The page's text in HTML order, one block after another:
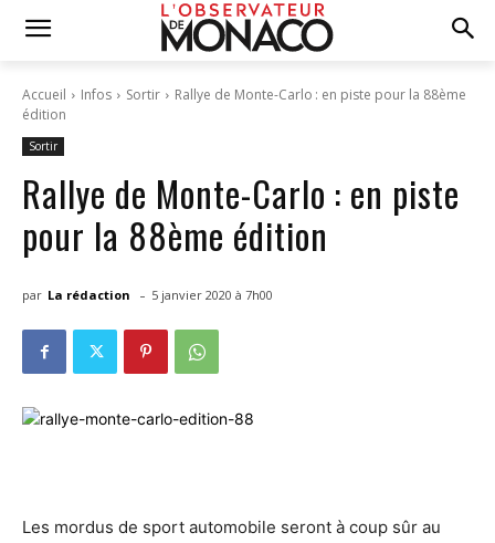
Accueil Infos Sortir
Rallye de Monte-Carlo : en piste pour la 88ème
édition
Sortir
Rallye de Monte-Carlo : en piste
pour la 88ème édition
par La rédaction - 5 janvier 2020 à 7h00
Les mordus de sport automobile seront à coup sûr au